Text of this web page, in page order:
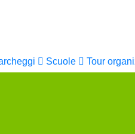
Scuole Tour